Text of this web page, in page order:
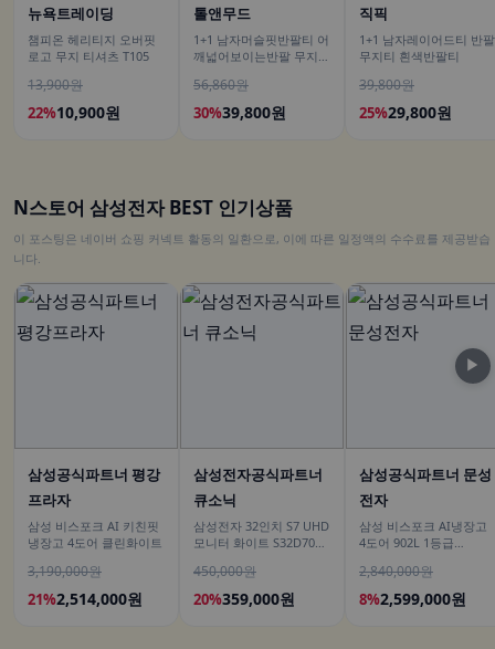
뉴욕트레이딩
챔피온 헤리티지 오버핏
로고 무지 티셔츠 T105
13,900원
22%10,900원
톨앤무드
1+1 남자머슬핏반팔티 어
깨넓어보이는반팔 무지티
56,860원
30%39,800원
직픽
1+1 남자레이어드티 반팔
무지티 흰색반팔티
39,800원
25%29,800원
N스토어 삼성전자 BEST 인기상품
이 포스팅은 네이버 쇼핑 커넥트 활동의 일환으로, 이에 따른 일정액의 수수료를 제공받습
니다.
삼성공식파트너 평강
프라자
삼성 비스포크 AI 키친핏
냉장고 4도어 클린화이트
3,190,000원
21%2,514,000원
삼성전자공식파트너
큐소닉
삼성전자 32인치 S7 UHD
모니터 화이트 S32D701
450,000원
20%359,000원
삼성공식파트너 문성
전자
삼성 비스포크 AI냉장고
4도어 902L 1등급
다크 메탈 푸드쇼케이스
2,840,000원
8%2,599,000원
▶